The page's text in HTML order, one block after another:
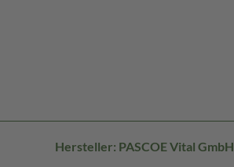
Hersteller: PASCOE Vital GmbH